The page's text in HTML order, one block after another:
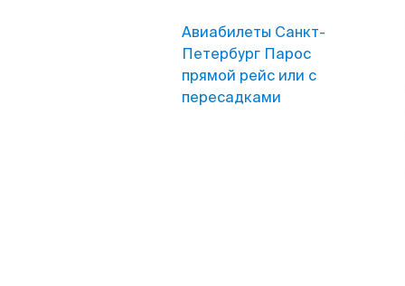
Авиабилеты Санкт-
Петербург Парос
прямой рейс или с
пересадками